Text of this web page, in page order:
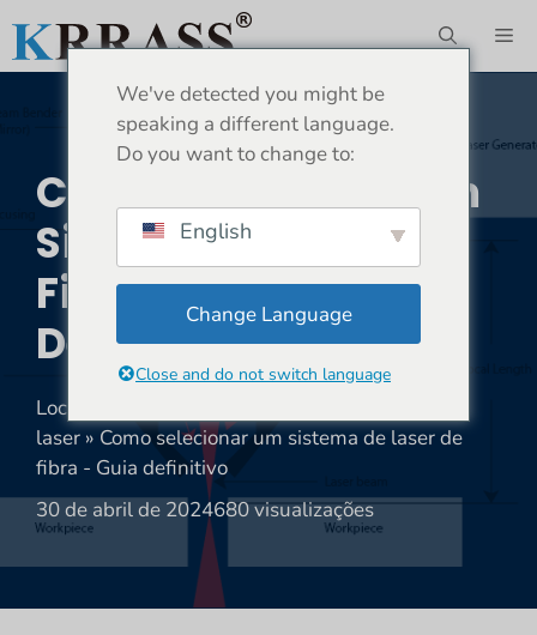
para
o
Como Selecionar Um
Sistema De Laser De
Fibra - Guia
Definitivo
Localização:
laser » Como selecionar um sistema de laser de
fibra - Guia definitivo
30 de abril de 2024680 visualizações
We've detected you might be
speaking a different language.
Do you want to change to:
English
Change Language
Close and do not switch language